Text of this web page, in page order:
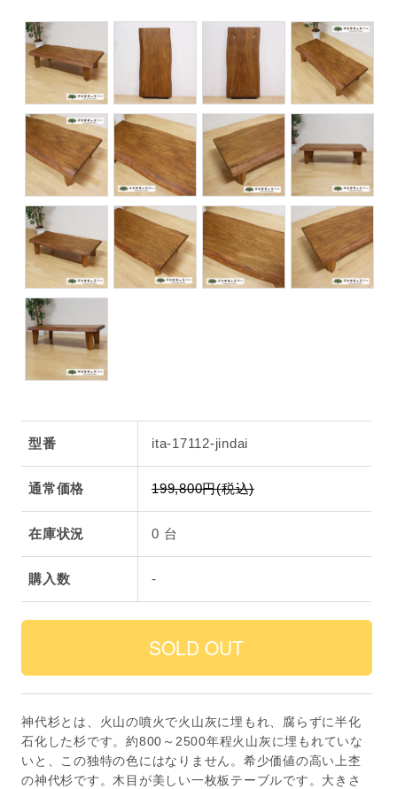
型番 ita-17112-jindai
通常価格 199,800円(税込)
在庫状況 0 台
購入数 -
神代杉とは、火山の噴火で火山灰に埋もれ、腐らずに半化
石化した杉です。約800～2500年程火山灰に埋もれていな
いと、この独特の色にはなりません。希少価値の高い上杢
の神代杉です。木目が美しい一枚板テーブルです。大きさ